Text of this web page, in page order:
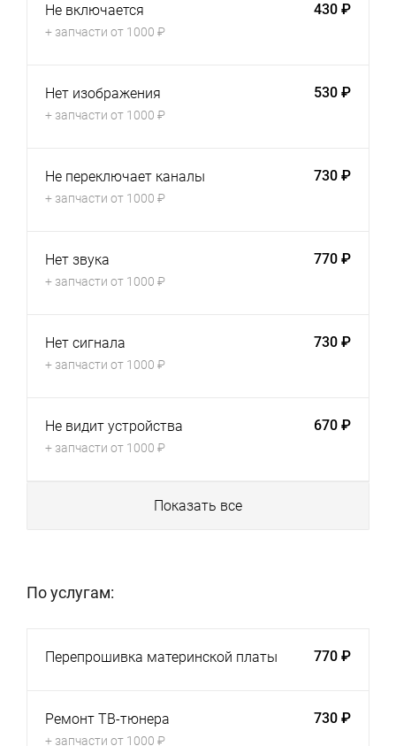
Не включается
+ запчасти от 1000 ₽
430 ₽
Нет изображения
+ запчасти от 1000 ₽
530 ₽
Не переключает каналы
+ запчасти от 1000 ₽
730 ₽
Нет звука
+ запчасти от 1000 ₽
770 ₽
Нет сигнала
+ запчасти от 1000 ₽
730 ₽
Не видит устройства
+ запчасти от 1000 ₽
670 ₽
Показать все
По услугам:
Перепрошивка материнской платы 770 ₽
Ремонт ТВ-тюнера
+ запчасти от 1000 ₽
730 ₽